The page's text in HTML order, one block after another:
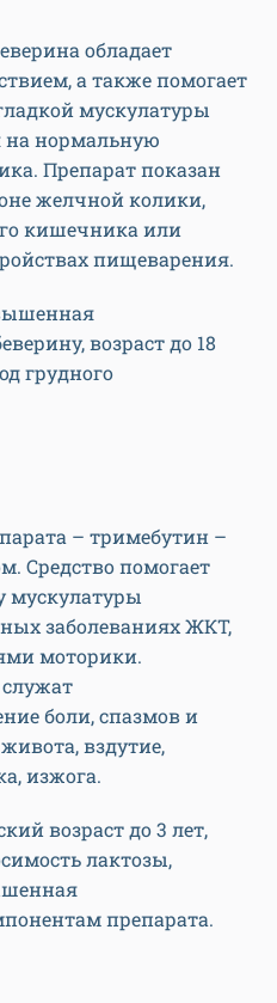
обладает
а также помогает
мускулатуры
на нормальную
Препарат показан
желчной колики,
кишечника или
пищеварения.
возраст до 18
грудного
– тримебутин –
Средство помогает
мускулатуры
заболеваниях ЖКТ,
моторики.
боли, спазмов и
вздутие,
изжога.
возраст до 3 лет,
лактозы,
препарата.